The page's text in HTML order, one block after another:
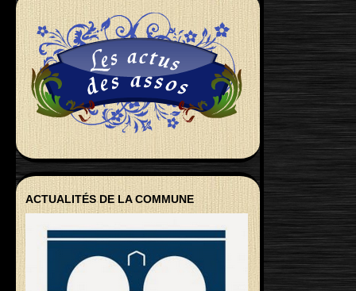
ACTUALITÉS DE LA COMMUNE